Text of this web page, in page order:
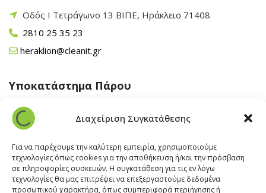
Διαχείριση Συγκατάθεσης
Για να παρέχουμε την καλύτερη εμπειρία, χρησιμοποιούμε
τεχνολογίες όπως cookies για την αποθήκευση ή/και την πρόσβαση
σε πληροφορίες συσκευών. Η συγκατάθεση για τις εν λόγω
τεχνολογίες θα μας επιτρέψει να επεξεργαστούμε δεδομένα
προσωπικού χαρακτήρα, όπως συμπεριφορά περιήγησης ή
Οδός Ι Τετράγωνο 13 ΒΙΠΕ, Ηράκλειο 71408
2810 25 35 23
heraklion@cleanit.gr
Υποκατάστημα Πάρου
Άγιος Βλάσης Αρχίλοχος, Πάρος 84400
22840 43 163
paros@cleanit.gr
Υποκατάστημα Σαντορίνης